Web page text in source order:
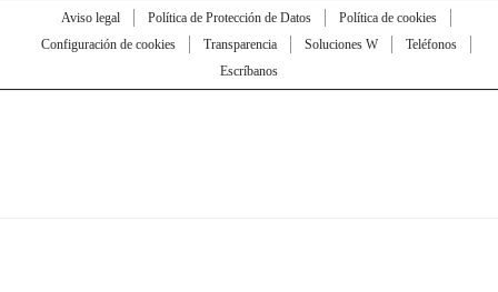
Aviso legal Política de Protección de Datos
Política de cookies
Configuración de cookies
Transparencia Soluciones W
Teléfonos
Escríbanos